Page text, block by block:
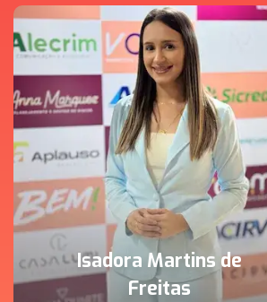
Isadora Martins de
Freitas